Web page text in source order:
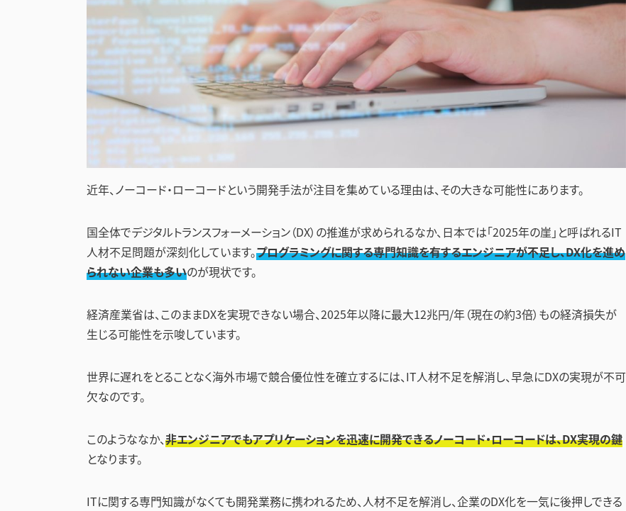
近年、ノーコード・ローコードという開発手法が注目を集めている理由は、その大きな可能性にあります。
国全体でデジタルトランスフォーメーション（DX）の推進が求められるなか、日本では「2025年の崖」と呼ばれるIT
人材不足問題が深刻化しています。プログラミングに関する専門知識を有するエンジニアが不足し、DX化を進め
られない企業も多いのが現状です。
経済産業省は、このままDXを実現できない場合、2025年以降に最大12兆円/年（現在の約3倍）もの経済損失が
生じる可能性を示唆しています。
世界に遅れをとることなく海外市場で競合優位性を確立するには、IT人材不足を解消し、早急にDXの実現が不可
欠なのです。
このようななか、非エンジニアでもアプリケーションを迅速に開発できるノーコード・ローコードは、DX実現の鍵
となります。
ITに関する専門知識がなくても開発業務に携われるため、人材不足を解消し、企業のDX化を一気に後押しできる